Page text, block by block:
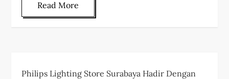
Read More
Philips Lighting Store Surabaya Hadir Dengan